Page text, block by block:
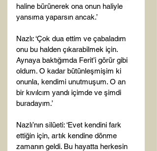
haline bürünerek ona onun haliyle
yansıma yaparsın ancak.’
Nazlı: ‘Çok dua ettim ve çabaladım
onu bu halden çıkarabilmek için.
Aynaya baktığımda Ferit’i görür gibi
oldum. O kadar bütünleşmişim ki
onunla, kendimi unutmuşum. O an
bir kıvılcım yandı içimde ve şimdi
buradayım.’
Nazlı’nın silüeti: ‘Evet kendini fark
ettiğin için, artık kendine dönme
zamanın geldi. Bu hayatta herkesin